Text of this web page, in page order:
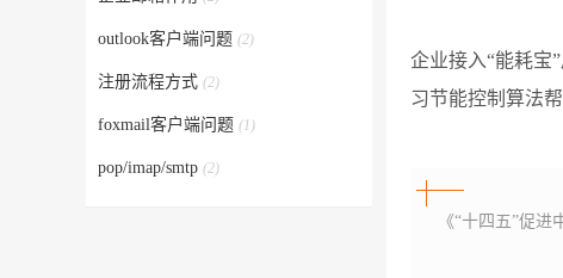
企业接入“能耗宝
习节能控制算法
《“十四五”促进
outlook客户端问题 (2)
注册流程方式 (2)
foxmail客户端问题 (1)
pop/imap/smtp (2)